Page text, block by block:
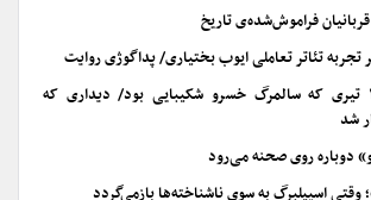
فراموش‌شده‌ی تاریخ
تجربه تئاتر تعاملی ایوب بختیاری/ پداگوژی روایت
به مناسبت ۲۸ تیری که سالمرگ خسرو شکیبایی بود/ دیداری که
شد
دوباره روی صحنه می‌رود
وقتی اسپیلبرگ به سوی ناشناخته‌ها بازمی‌گردد